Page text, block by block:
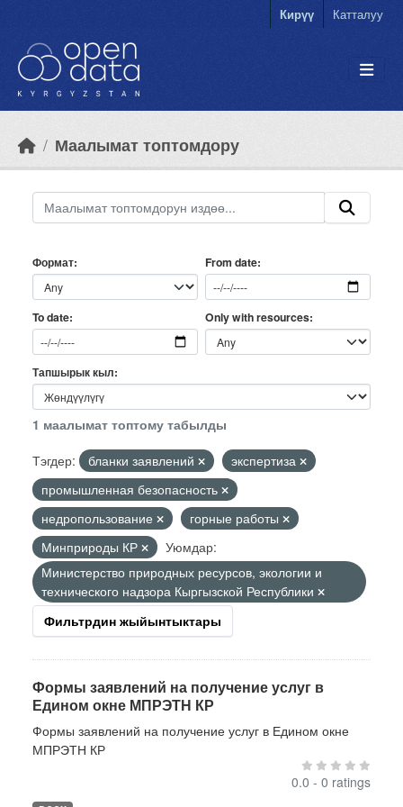
Кирүү Катталуу
Маалымат топтомдору
Формат From date
To date Only with resources
Тапшырык кыл
1 маалымат топтому табылды
Тэгдер:
бланки заявлений
экспертиза
промышленная безопасность
недропользование
горные работы
Минприроды КР
Уюмдар:
Министерство природных ресурсов, экологии и
технического надзора Кыргызской Республики
Фильтрдин жыйынтыктары
Формы заявлений на получение услуг в
Едином окне МПРЭТН КР
Формы заявлений на получение услуг в Едином окне
МПРЭТН КР
0.0 - 0 ratings